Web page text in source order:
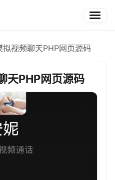
拟视频聊天PHP网页源码
天PHP网页源码